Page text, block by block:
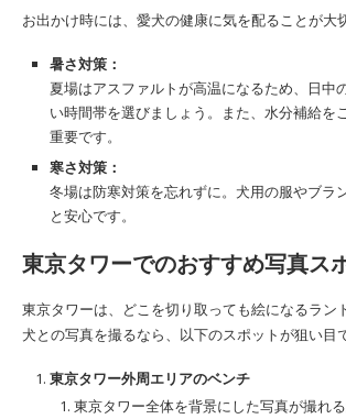
お出かけ時には、愛犬の健康に気を配ることが大
暑さ対策：
夏場はアスファルトが高温になるため、日中
い時間帯を選びましょう。また、水分補給を
重要です。
寒さ対策：
冬場は防寒対策を忘れずに。犬用の服やブラ
と安心です。
東京タワーでのおすすめ写真ス
東京タワーは、どこを切り取っても絵になるラン
犬との写真を撮るなら、以下のスポットが狙い目で
東京タワー外周エリアのベンチ
東京タワー全体を背景にした写真が撮れる